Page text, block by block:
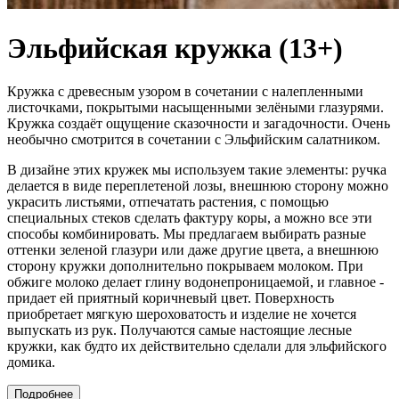
Эльфийская кружка (13+)
Кружка с древесным узором в сочетании с налепленными
листочками, покрытыми насыщенными зелёными глазурями.
Кружка создаёт ощущение сказочности и загадочности. Очень
необычно смотрится в сочетании с Эльфийским салатником.
В дизайне этих кружек мы используем такие элементы: ручка
делается в виде переплетеной лозы, внешнюю сторону можно
украсить листьями, отпечатать растения, с помощью
специальных стеков сделать фактуру коры, а можно все эти
способы комбинировать. Мы предлагаем выбирать разные
оттенки зеленой глазури или даже другие цвета, а внешнюю
сторону кружки дополнительно покрываем молоком. При
обжиге молоко делает глину водонепроницаемой, и главное -
придает ей приятный коричневый цвет. Поверхность
приобретает мягкую шероховатость и изделие не хочется
выпускать из рук. Получаются самые настоящие лесные
кружки, как будто их действительно сделали для эльфийского
домика.
Подробнее